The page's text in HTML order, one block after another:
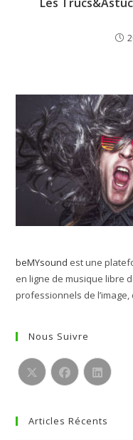
beMYsound est une
en ligne de musique libre
professionnels de
Nous Suivre
un
Articles Récents